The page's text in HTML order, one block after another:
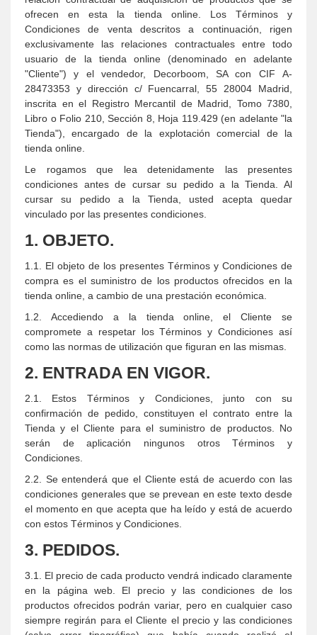
ofrecen en esta la tienda online. Los Términos y
Condiciones de venta descritos a continuación, rigen
exclusivamente las relaciones contractuales entre todo
usuario de la tienda online (denominado en adelante
"Cliente") y el vendedor, Decorboom, SA con CIF A-
28473353 y dirección c/ Fuencarral, 55 28004 Madrid,
inscrita en el Registro Mercantil de Madrid, Tomo 7380,
Libro o Folio 210, Sección 8, Hoja 119.429 (en adelante "la
Tienda"), encargado de la explotación comercial de la
tienda online.
Le rogamos que lea detenidamente las presentes
condiciones antes de cursar su pedido a la Tienda. Al
cursar su pedido a la Tienda, usted acepta quedar
vinculado por las presentes condiciones.
1. OBJETO.
1.1. El objeto de los presentes Términos y Condiciones de
compra es el suministro de los productos ofrecidos en la
tienda online, a cambio de una prestación económica.
1.2. Accediendo a la tienda online, el Cliente se
compromete a respetar los Términos y Condiciones así
como las normas de utilización que figuran en las mismas.
2. ENTRADA EN VIGOR.
2.1. Estos Términos y Condiciones, junto con su
confirmación de pedido, constituyen el contrato entre la
Tienda y el Cliente para el suministro de productos. No
serán de aplicación ningunos otros Términos y
Condiciones.
2.2. Se entenderá que el Cliente está de acuerdo con las
condiciones generales que se prevean en este texto desde
el momento en que acepta que ha leído y está de acuerdo
con estos Términos y Condiciones.
3. PEDIDOS.
3.1. El precio de cada producto vendrá indicado claramente
en la página web. El precio y las condiciones de los
productos ofrecidos podrán variar, pero en cualquier caso
siempre regirán para el Cliente el precio y las condiciones